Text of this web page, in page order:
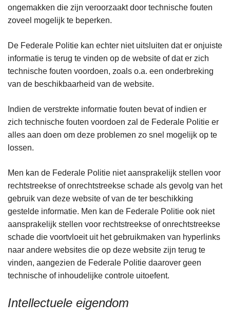
ongemakken die zijn veroorzaakt door technische fouten
zoveel mogelijk te beperken.
De Federale Politie kan echter niet uitsluiten dat er onjuiste
informatie is terug te vinden op de website of dat er zich
technische fouten voordoen, zoals o.a. een onderbreking
van de beschikbaarheid van de website.
Indien de verstrekte informatie fouten bevat of indien er
zich technische fouten voordoen zal de Federale Politie er
alles aan doen om deze problemen zo snel mogelijk op te
lossen.
Men kan de Federale Politie niet aansprakelijk stellen voor
rechtstreekse of onrechtstreekse schade als gevolg van het
gebruik van deze website of van de ter beschikking
gestelde informatie. Men kan de Federale Politie ook niet
aansprakelijk stellen voor rechtstreekse of onrechtstreekse
schade die voortvloeit uit het gebruikmaken van hyperlinks
naar andere websites die op deze website zijn terug te
vinden, aangezien de Federale Politie daarover geen
technische of inhoudelijke controle uitoefent.
Intellectuele eigendom